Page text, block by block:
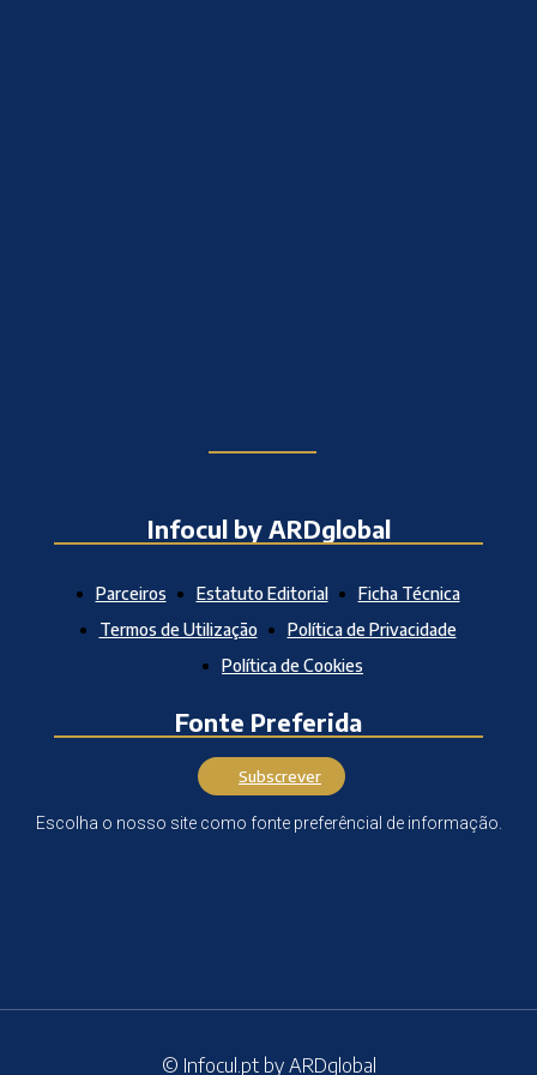
Infocul by ARDglobal
Parceiros Estatuto Editorial
Ficha Técnica
Termos de Utilização
Política de Privacidade
Política de Cookies
Fonte Preferida
Subscrever
Escolha o nosso site como fonte preferêncial de informação.
© Infocul.pt by ARDglobal